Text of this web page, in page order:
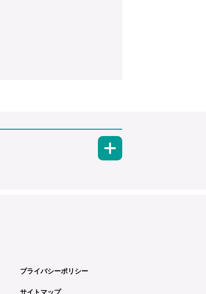
プライバシーポリシー
サイトマップ